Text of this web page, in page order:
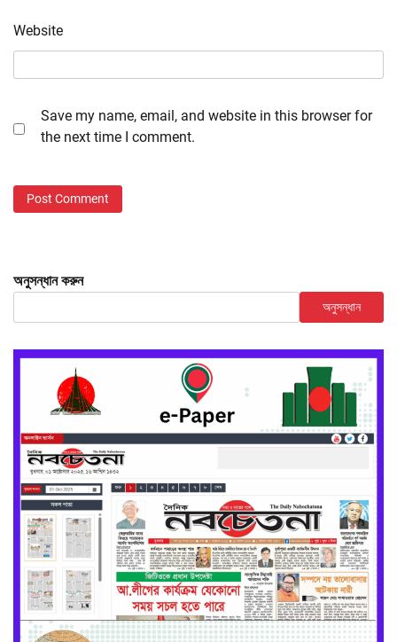
Website
Save my name, email, and website in this browser for
the next time I comment.
অনুসন্ধান করুন
অনুসন্ধান